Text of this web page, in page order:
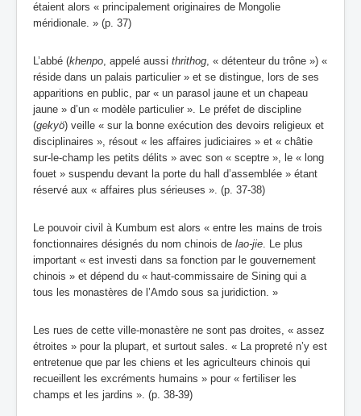
étaient alors « principalement originaires de Mongolie
méridionale. » (p. 37)
L’abbé (khenpo, appelé aussi thrithog, « détenteur du trône ») «
réside dans un palais particulier » et se distingue, lors de ses
apparitions en public, par « un parasol jaune et un chapeau
jaune » d’un « modèle particulier ». Le préfet de discipline
(gekyö) veille « sur la bonne exécution des devoirs religieux et
disciplinaires », résout « les affaires judiciaires » et « châtie
sur-le-champ les petits délits » avec son « sceptre », le « long
fouet » suspendu devant la porte du hall d’assemblée » étant
réservé aux « affaires plus sérieuses ». (p. 37-38)
Le pouvoir civil à Kumbum est alors « entre les mains de trois
fonctionnaires désignés du nom chinois de lao-jie. Le plus
important « est investi dans sa fonction par le gouvernement
chinois » et dépend du « haut-commissaire de Sining qui a
tous les monastères de l’Amdo sous sa juridiction. »
Les rues de cette ville-monastère ne sont pas droites, « assez
étroites » pour la plupart, et surtout sales. « La propreté n’y est
entretenue que par les chiens et les agriculteurs chinois qui
recueillent les excréments humains » pour « fertiliser les
champs et les jardins ». (p. 38-39)